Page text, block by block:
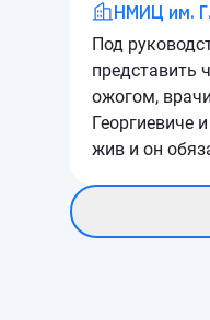
НМИЦ им.
Под
представить
ожогом,
Георгиевиче
жив и он